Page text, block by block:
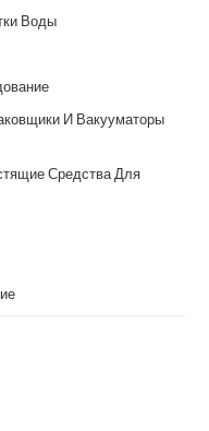
Воды
И Вакууматоры
Средства Для